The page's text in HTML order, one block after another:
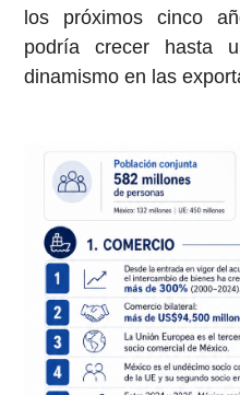
los próximos cinco
podría crecer hasta
dinamismo en las